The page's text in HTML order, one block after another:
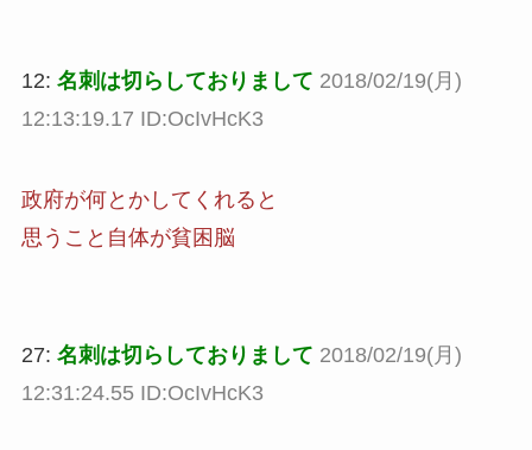
12: 名刺は切らしておりまして 2018/02/19(月)
12:13:19.17 ID:OcIvHcK3
政府が何とかしてくれると
思うこと自体が貧困脳
27: 名刺は切らしておりまして 2018/02/19(月)
12:31:24.55 ID:OcIvHcK3